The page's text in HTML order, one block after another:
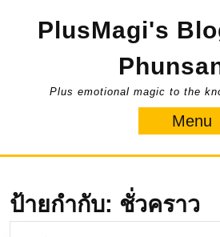
PlusMagi's
Plus emotional magic to the
Menu
ป้ายกำกับ: ชั่วคราว